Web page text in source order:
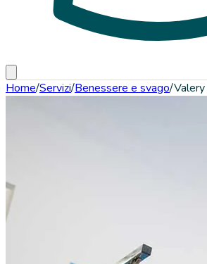
Home/Servizi/Benessere e svago/